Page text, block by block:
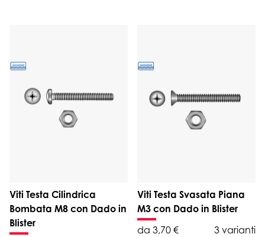
Viti Testa Cilindrica
Bombata M8 con Dado in
Blister
Viti Testa Svasata Piana
M3 con Dado in Blister
da 3,70 €
3 varianti